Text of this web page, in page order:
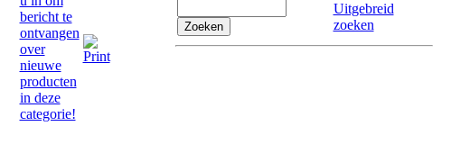
Uitgebreid
zoeken